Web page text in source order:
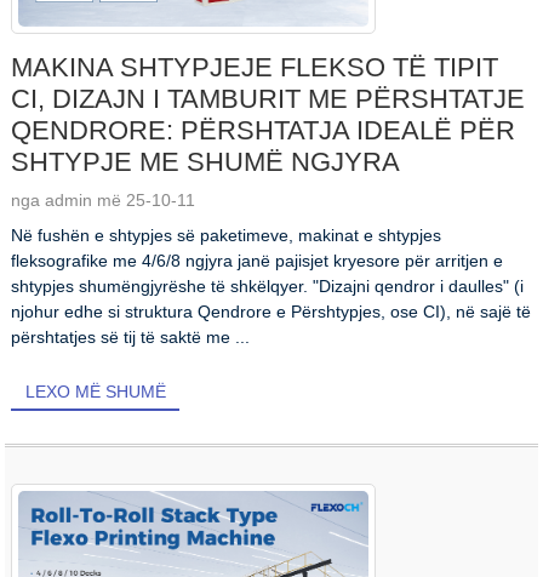
MAKINA SHTYPJEJE FLEKSO TË TIPIT
CI, DIZAJN I TAMBURIT ME PËRSHTATJE
QENDRORE: PËRSHTATJA IDEALË PËR
SHTYPJE ME SHUMË NGJYRA
nga admin më 25-10-11
Në fushën e shtypjes së paketimeve, makinat e shtypjes
fleksografike me 4/6/8 ngjyra janë pajisjet kryesore për arritjen e
shtypjes shumëngjyrëshe të shkëlqyer. "Dizajni qendror i daulles" (i
njohur edhe si struktura Qendrore e Përshtypjes, ose CI), në sajë të
përshtatjes së tij të saktë me ...
LEXO MË SHUMË